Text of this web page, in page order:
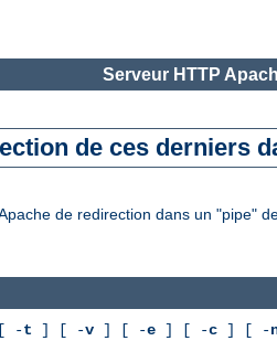
Serveur HTTP
de ces derniers
de redirection dans un "pipe"
-t ] [ -v ] [ -e ] [ -c ] [ -